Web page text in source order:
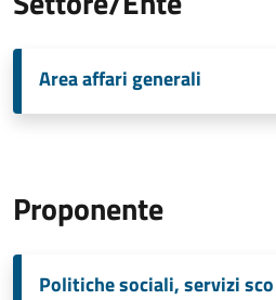
Area affari generali
Proponente
Politiche sociali, servizi sco